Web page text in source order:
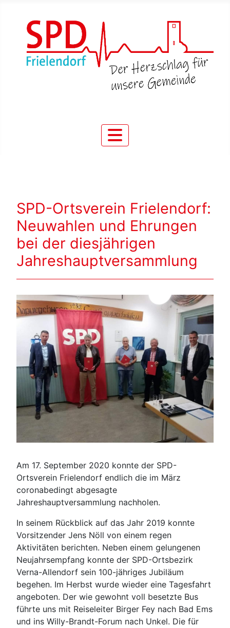
SPD-Ortsverein Frielendorf:
Neuwahlen und Ehrungen
bei der diesjährigen
Jahreshauptversammlung
Am 17. September 2020 konnte der SPD-
Ortsverein Frielendorf endlich die im März
coronabedingt abgesagte
Jahreshauptversammlung nachholen.
In seinem Rückblick auf das Jahr 2019 konnte
Vorsitzender Jens Nöll von einem regen
Aktivitäten berichten. Neben einem gelungenen
Neujahrsempfang konnte der SPD-Ortsbezirk
Verna-Allendorf sein 100-jähriges Jubiläum
begehen. Im Herbst wurde wieder eine Tagesfahrt
angeboten. Der wie gewohnt voll besetzte Bus
führte uns mit Reiseleiter Birger Fey nach Bad Ems
und ins Willy-Brandt-Forum nach Unkel. Die für